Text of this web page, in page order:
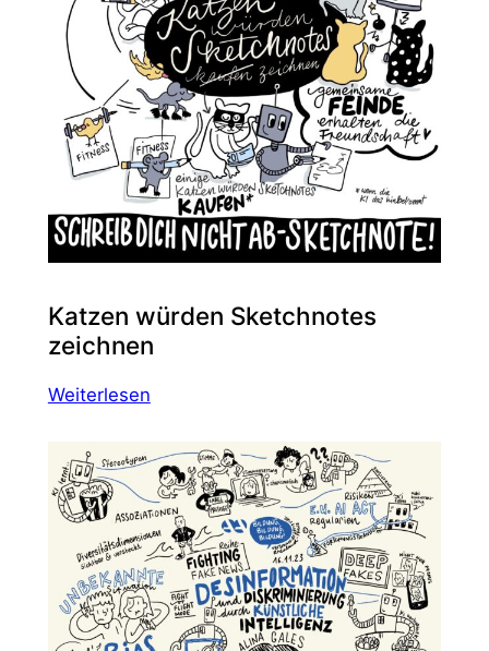
Katzen würden Sketchnotes
zeichnen
Weiterlesen:
würden
Sketchnotes
zeichnen